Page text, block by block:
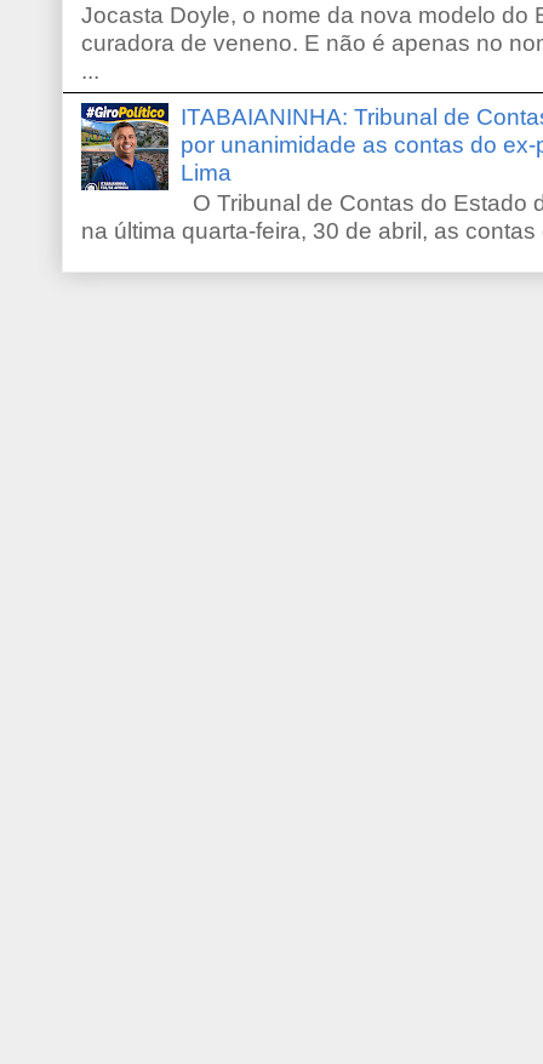
Jocasta Doyle, o nome da nova modelo do
curadora de veneno. E não é apenas no
...
ITABAIANINHA: Tribunal de
por unanimidade as contas do
Lima
O Tribunal de Contas do Estado
na última quarta-feira, 30 de abril, as